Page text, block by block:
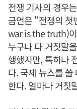
전쟁 기사의 경우
금언은 "전쟁의
war is the truth)이
누구나 다 거짓말
행했지만, 특히나
다. 국제 뉴스를
한다. 얼마나 거짓